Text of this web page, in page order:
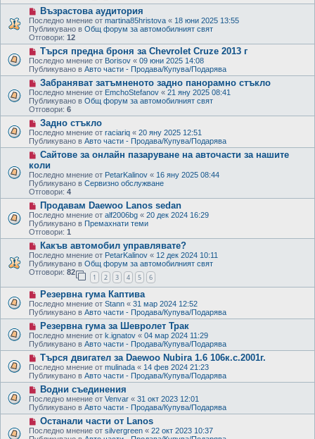
N
e
w
p
o
s
t
Възрастова аудитория
Последно мнение от martina85hristova « 18 юни 2025 13:55
Публикувано в Общ форум за автомобилният свят
Отговори: 12
N
e
w
p
o
s
t
Търся предна броня за Chevrolet Cruze 2013 г
Последно мнение от Borisov « 09 юни 2025 14:08
Публикувано в Авто части - Продава/Купува/Подарява
N
e
w
p
o
s
t
Забраняват затъмненото задно панорамно стъкло
Последно мнение от EmchoStefanov « 21 яну 2025 08:41
Публикувано в Общ форум за автомобилният свят
Отговори: 6
N
e
w
p
o
s
t
Задно стъкло
Последно мнение от raciariq « 20 яну 2025 12:51
Публикувано в Авто части - Продава/Купува/Подарява
N
w
p
o
s
Сайтове за онлайн пазаруване на авточасти за нашите
коли
Последно мнение от PetarKalinov « 16 яну 2025 08:44
Публикувано в Сервизно обслужване
Отговори: 4
N
e
w
p
o
t
Продавам Daewoo Lanos sedan
Последно мнение от alf2006bg « 20 дек 2024 16:29
Публикувано в Премахнати теми
Отговори: 1
N
e
w
p
o
s
Какъв автомобил управлявате?
Последно мнение от PetarKalinov « 12 дек 2024 10:11
Публикувано в Общ форум за автомобилният свят
Отговори: 82
1 2 3 4 5 6
N
e
w
p
s
t
Резервна гума Каптива
Последно мнение от Stann « 31 мар 2024 12:52
Публикувано в Авто части - Продава/Купува/Подарява
N
e
w
p
o
s
t
Резервна гума за Шевролет Трак
Последно мнение от k.ignatov « 04 мар 2024 11:29
Публикувано в Авто части - Продава/Купува/Подарява
N
e
w
p
s
t
Търся двигател за Daewoo Nubira 1.6 106к.с.2001г.
Последно мнение от mulinada « 14 фев 2024 21:23
Публикувано в Авто части - Продава/Купува/Подарява
N
e
w
p
o
s
Водни съединения
Последно мнение от Venvar « 31 окт 2023 12:01
Публикувано в Авто части - Продава/Купува/Подарява
N
e
w
Останали части от Lanos
Последно мнение от silvergreen « 22 окт 2023 10:37